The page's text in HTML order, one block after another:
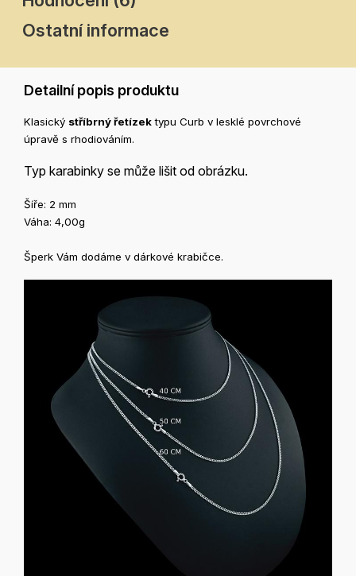
Ostatní informace
Detailní popis produktu
Klasický stříbrný řetízektypu Curb v lesklé povrchové
úpravě s rhodiováním.
Typ karabinky se může lišit od obrázku.
Šíře: 2 mm
Váha: 4,00g
Šperk Vám dodáme v dárkové krabičce.